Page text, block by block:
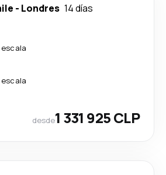
- Londres 14 días
escala
escala
desde1 331 925 CLP